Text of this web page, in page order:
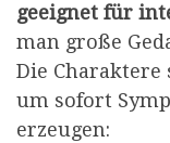
geeignet für
man große
Die Charaktere
um sofort
erzeugen: